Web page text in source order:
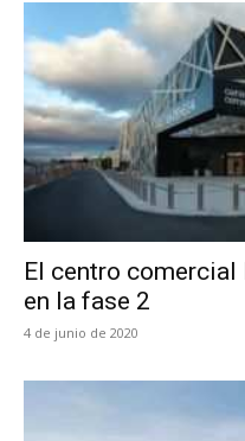
El centro comercial
en la fase 2
4 de junio de 2020